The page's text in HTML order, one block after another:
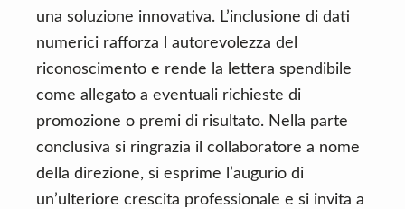
una soluzione innovativa. L’inclusione di dati
numerici rafforza l autorevolezza del
riconoscimento e rende la lettera spendibile
come allegato a eventuali richieste di
promozione o premi di risultato. Nella parte
conclusiva si ringrazia il collaboratore a nome
della direzione, si esprime l’augurio di
un’ulteriore crescita professionale e si invita a